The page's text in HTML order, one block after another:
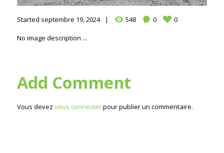
Started septembre 19, 2024 548 0 0
No image description ...
Add Comment
Vous devez vous connecterpour publier un commentaire.